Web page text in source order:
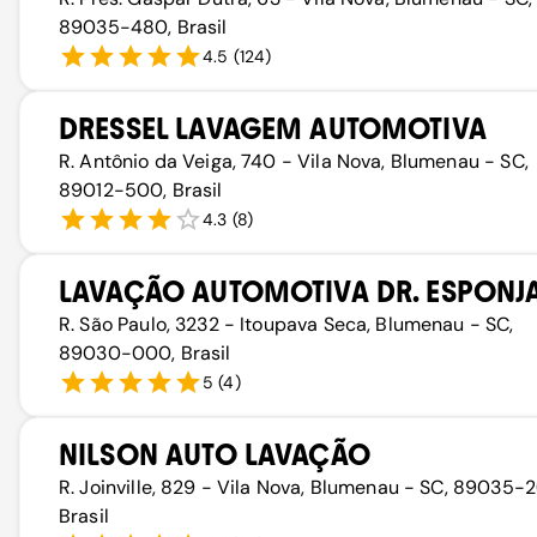
89035-480, Brasil
4.5 (124)
DRESSEL LAVAGEM AUTOMOTIVA
R. Antônio da Veiga, 740 - Vila Nova, Blumenau - SC,
89012-500, Brasil
4.3 (8)
LAVAÇÃO AUTOMOTIVA DR.
R. São Paulo, 3232 - Itoupava Seca, Blumenau - SC,
89030-000, Brasil
5 (4)
NILSON AUTO LAVAÇÃO
R. Joinville, 829 - Vila Nova, Blumenau - SC, 89035-
Brasil